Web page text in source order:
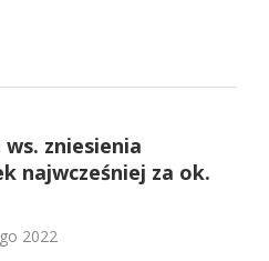
zniesienia
najwcześniej za ok.
2022